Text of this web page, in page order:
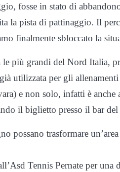
fosse in stato di
la pista di pattinaggio. Il
finalmente sbloccato la
più grandi del Nord Italia,
utilizzata per gli
e non solo, infatti è anche
il biglietto presso il bar del
possano trasformare
Tennis Pernate per una